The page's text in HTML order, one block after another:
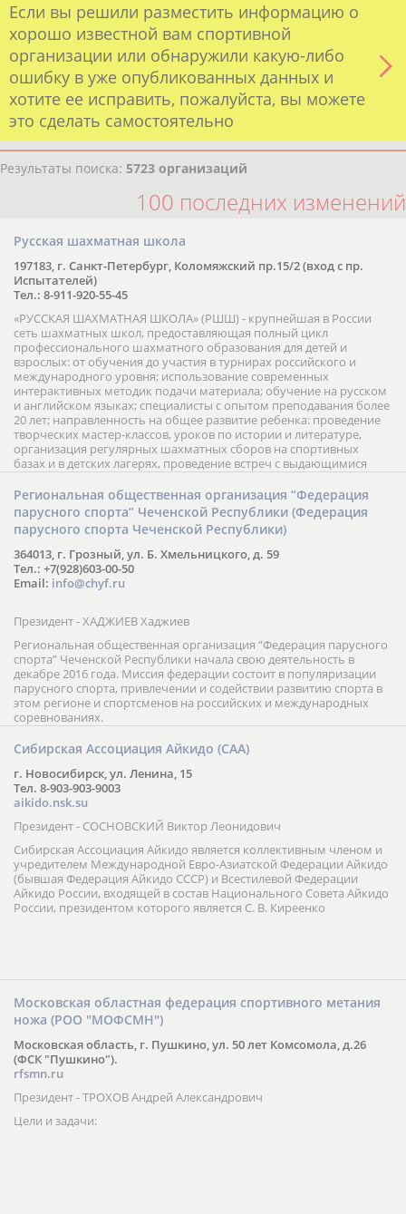
Если вы решили разместить информацию о
хорошо известной вам спортивной
организации или обнаружили какую-либо
ошибку в уже опубликованных данных и
хотите ее исправить, пожалуйста, вы можете
это сделать самостоятельно
Результаты поиска: 5723 организаций
100 последних изменений
Русская шахматная школа
197183, г. Санкт-Петербург, Коломяжский пр.15/2 (вход с пр.
Испытателей)
Тел.: 8-911-920-55-45
«РУССКАЯ ШАХМАТНАЯ ШКОЛА» (РШШ) - крупнейшая в России
сеть шахматных школ, предоставляющая полный цикл
профессионального шахматного образования для детей и
взрослых: от обучения до участия в турнирах российского и
международного уровня; использование современных
интерактивных методик подачи материала; обучение на русском
и английском языках; специалисты с опытом преподавания более
20 лет; направленность на общее развитие ребенка: проведение
творческих мастер-классов, уроков по истории и литературе,
организация регулярных шахматных сборов на спортивных
базах и в детских лагерях, проведение встреч с выдающимися
шахматистами; корпоративное обучение; онлайн обучение в
форме вебинаров и индивидуальных занятий, круглые столы
российских и международных тренеров, организация фестивалей;
онлайн трансляция мероприятий и турниров.
Региональная общественная организация “Федерация
парусного спорта” Чеченской Республики (Федерация
парусного спорта Чеченской Республики)
364013, г. Грозный, ул. Б. Хмельницкого, д. 59
Тел.: +7(928)603-00-50
Email: info@chyf.ru
Президент - ХАДЖИЕВ Хаджиев
Региональная общественная организация “Федерация парусного
спорта” Чеченской Республики начала свою деятельность в
декабре 2016 года. Миссия федерации состоит в популяризации
парусного спорта, привлечении и содействии развитию спорта в
этом регионе и спортсменов на российских и международных
соревнованиях.
Сибирская Ассоциация Айкидо (САА)
г. Новосибирск, ул. Ленина, 15
Тел. 8-903-903-9003
aikido.nsk.su
Президент - СОСНОВСКИЙ Виктор Леонидович
Сибирская Ассоциация Айкидо является коллективным членом и
учредителем Международной Евро-Азиатской Федерации Айкидо
(бывшая Федерация Айкидо СССР) и Всестилевой Федерации
Айкидо России, входящей в состав Национального Совета Айкидо
России, президентом которого является С. В. Киреенко
Московская областная федерация спортивного метания
ножа (РОО "МОФСМН")
Московская область, г. Пушкино, ул. 50 лет Комсомола, д.26
(ФСК "Пушкино").
rfsmn.ru
Президент - ТРОХОВ Андрей Александрович
Цели и задачи: